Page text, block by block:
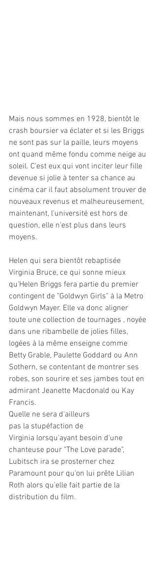
Mais nous sommes en 1928, bientôt le
crash boursier va éclater et si les Briggs
ne sont pas sur la paille, leurs moyens
ont quand même fondu comme neige au
soleil. C'est eux qui vont inciter leur fille
devenue si jolie à tenter sa chance au
cinéma car il faut absolument trouver de
nouveaux revenus et malheureusement,
maintenant, l'université est hors de
question, elle n'est plus dans leurs
moyens.
Helen qui sera bientôt rebaptisée
Virginia Bruce, ce qui sonne mieux
qu'Helen Briggs fera partie du premier
contingent de "Goldwyn Girls" à la Metro
Goldwyn Mayer. Elle va donc aligner
toute une collection de tournages , noyée
dans une ribambelle de jolies filles,
logées à la même enseigne comme
Betty Grable, Paulette Goddard ou Ann
Sothern, se contentant de montrer ses
robes, son sourire et ses jambes tout en
admirant Jeanette Macdonald ou Kay
Francis.
Quelle ne sera d'ailleurs
pas la stupéfaction de
Virginia lorsqu'ayant besoin d'une
chanteuse pour "The Love parade",
Lubitsch ira se prosterner chez
Paramount pour qu'on lui prête Lilian
Roth alors qu'elle fait partie de la
distribution du film.